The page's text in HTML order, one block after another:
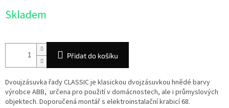
cena:
Skladem
Přidat do košíku
Dvoujzásuvka řady CLASSIC je klasickou dvojzásuvkou hnědé barvy
výrobce ABB, určena pro použití v domácnostech, ale i průmyslových
objektech. Doporučená montář s elektroinstalační krabicí 68.